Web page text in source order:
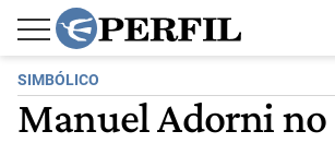
SIMBÓLICO
Manuel Adorni no